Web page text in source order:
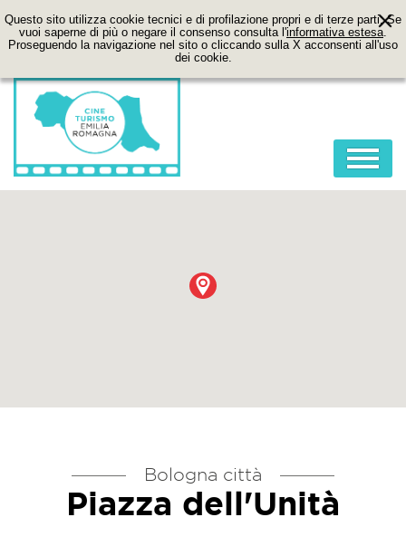
Questo sito utilizza cookie tecnici e di profilazione propri e di terze parti. Se
vuoi saperne di più o negare il consenso consulta l'informativa estesa.
Proseguendo la navigazione nel sito o cliccando sulla X acconsenti all'uso
dei cookie.
FILM
LOCATION
Bologna città
Piazza dell'Unità